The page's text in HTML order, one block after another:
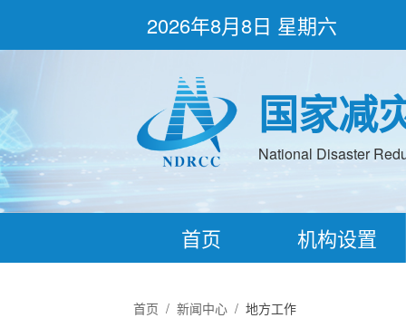
2026年8月8日 星期六
国家减
National Disaster
首页 机构设置
首页 / 新闻中心/ 地方工作